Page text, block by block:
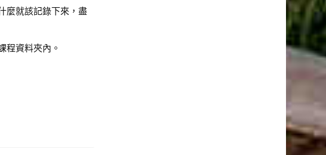
麼就該記錄下來，盡
程資料夾內。